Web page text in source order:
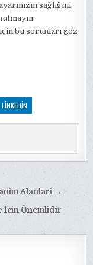
sağlığını
bu sorunları göz
LINKEDIN
Alanlari →
İcin Önemlidir